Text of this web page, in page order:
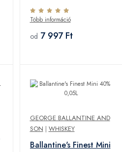
Több információ
od 7 997 Ft
GEORGE BALLANTINE AND
SON | WHISKEY
Ballantine's Finest Mini